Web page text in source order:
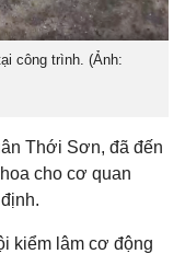
công trình. (Ảnh:
Thới Sơn, đã đến
cho cơ quan
kiểm lâm cơ động